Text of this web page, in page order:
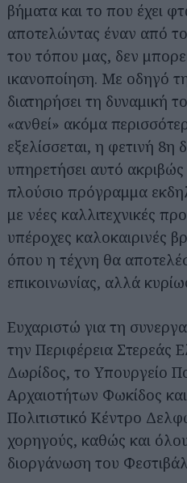
βήματα και το που έχει
αποτελώντας έναν από
του τόπου μας, δεν
ικανοποίηση. Με οδηγό
διατηρήσει τη δυναμική
«ανθεί» ακόμα
εξελίσσεται, η φετινή 8η
υπηρετήσει αυτό
πλούσιο πρόγραμμα
με νέες καλλιτεχνικές
υπέροχες καλοκαιρινές
όπου η τέχνη θα
επικοινωνίας, αλλά
Ευχαριστώ για τη
την Περιφέρεια Στερεάς
Δωρίδος, το Υπουργείο
Αρχαιοτήτων Φωκίδος
Πολιτιστικό Κέντρο
χορηγούς, καθώς και
διοργάνωση του